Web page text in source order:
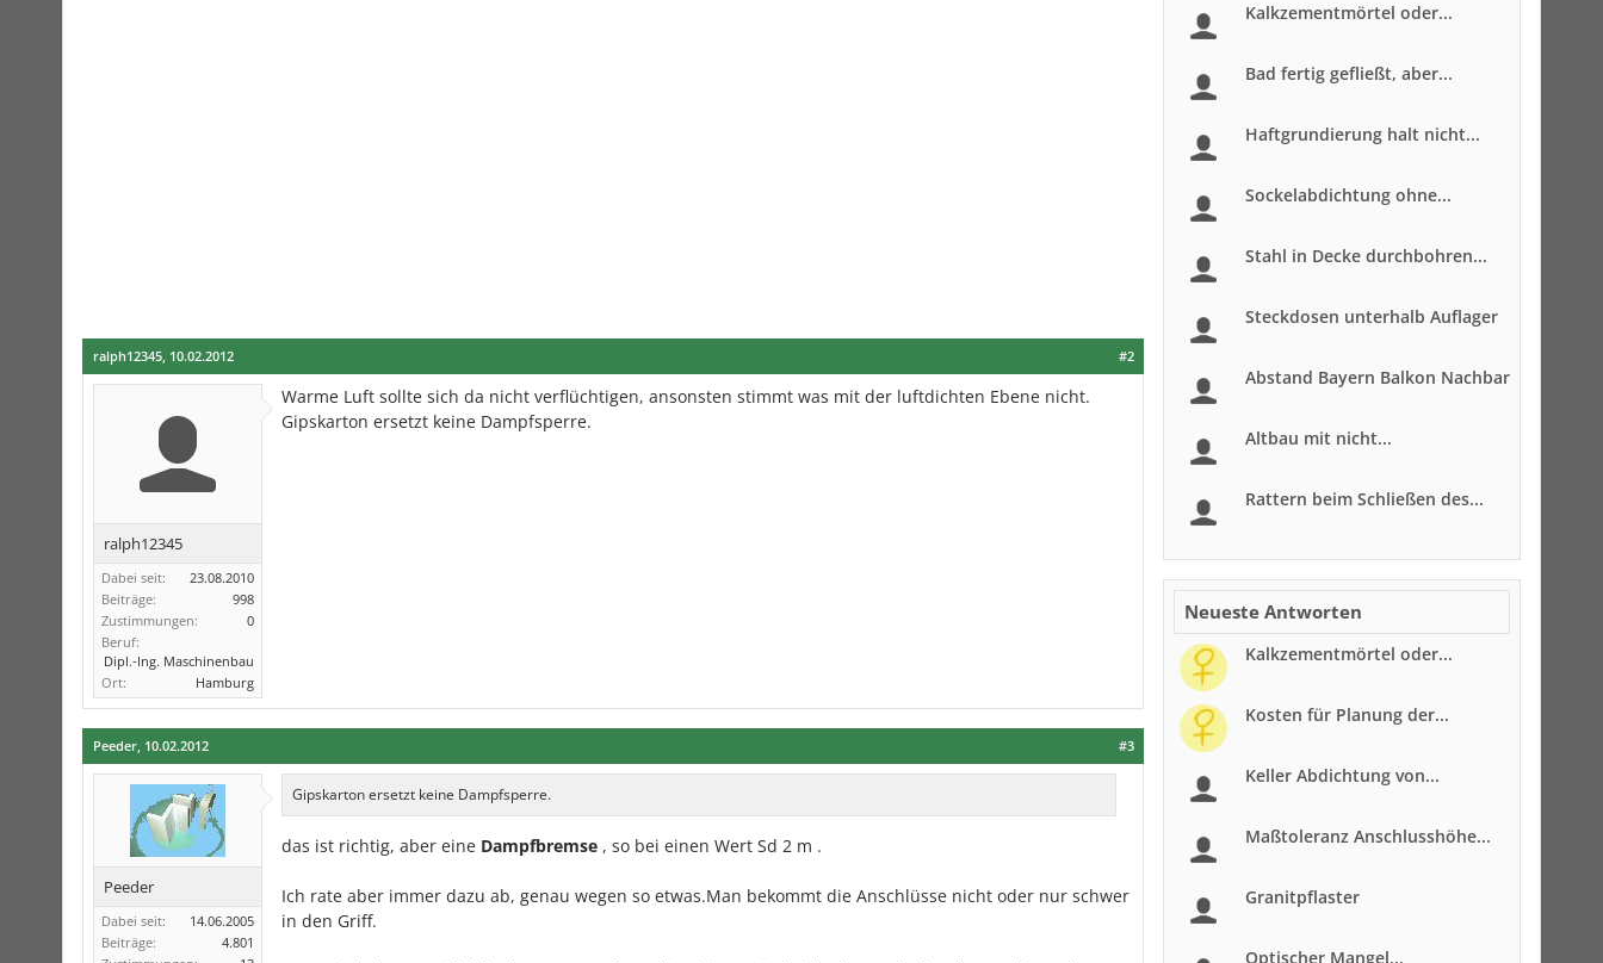
#2
ralph12345, 10.02.2012
ralph12345
Dabei seit:
23.08.2010
Beiträge:
998
Zustimmungen:
0
Beruf:
Dipl.-Ing. Maschinenbau
Ort:
Hamburg
Warme Luft sollte sich da nicht verflüchtigen, ansonsten stimmt was mit der luftdichten Ebene nicht.
Gipskarton ersetzt keine Dampfsperre.
#3
Peeder, 10.02.2012
Peeder
Dabei seit:
14.06.2005
Beiträge:
4.801
Gipskarton ersetzt keine Dampfsperre.
das ist richtig, aber eine Dampfbremse , so bei einen Wert Sd 2 m .
Ich rate aber immer dazu ab, genau wegen so etwas.Man bekommt die Anschlüsse nicht oder nur schwer
in den Griff.
Kalkzementmörtel oder...
Bad fertig gefließt, aber...
Haftgrundierung halt nicht...
Sockelabdichtung ohne...
Stahl in Decke durchbohren...
Steckdosen unterhalb Auflager
Abstand Bayern Balkon Nachbar
Altbau mit nicht...
Rattern beim Schließen des...
Neueste Antworten
Kalkzementmörtel oder...
Kosten für Planung der...
Keller Abdichtung von...
Maßtoleranz Anschlusshöhe...
Granitpflaster
Optischer Mangel...